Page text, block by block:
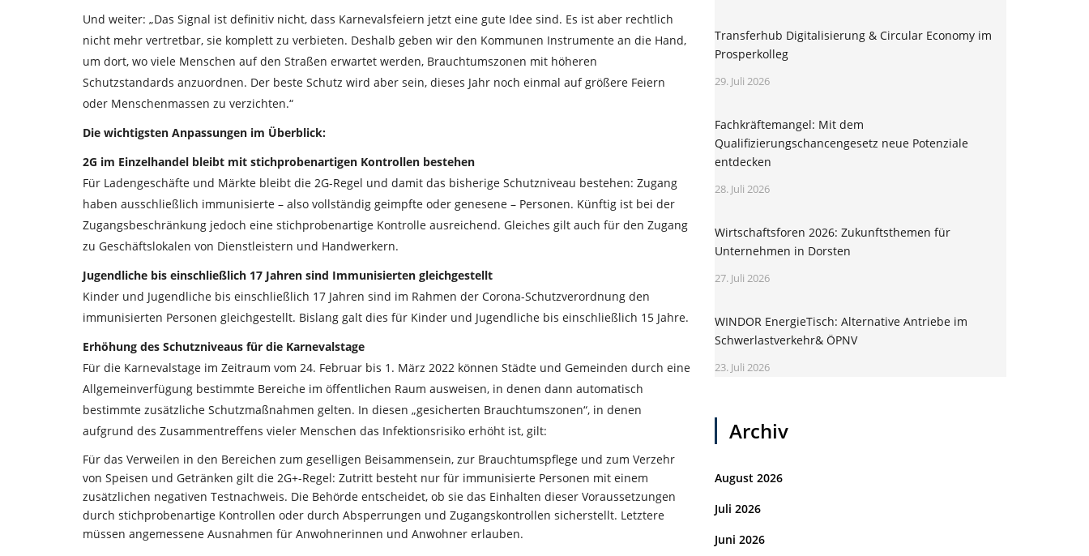
Und weiter: „Das Signal ist definitiv nicht, dass Karnevalsfeiern jetzt eine gute Idee sind. Es ist aber rechtlich
nicht mehr vertretbar, sie komplett zu verbieten. Deshalb geben wir den Kommunen Instrumente an die Hand,
um dort, wo viele Menschen auf den Straßen erwartet werden, Brauchtumszonen mit höheren
Schutzstandards anzuordnen. Der beste Schutz wird aber sein, dieses Jahr noch einmal auf größere Feiern
oder Menschenmassen zu verzichten.“
Die wichtigsten Anpassungen im Überblick:
2G im Einzelhandel bleibt mit stichprobenartigen Kontrollen bestehen
Für Ladengeschäfte und Märkte bleibt die 2G-Regel und damit das bisherige Schutzniveau bestehen: Zugang
haben ausschließlich immunisierte – also vollständig geimpfte oder genesene – Personen. Künftig ist bei der
Zugangsbeschränkung jedoch eine stichprobenartige Kontrolle ausreichend. Gleiches gilt auch für den Zugang
zu Geschäftslokalen von Dienstleistern und Handwerkern.
Jugendliche bis einschließlich 17 Jahren sind Immunisierten gleichgestellt
Kinder und Jugendliche bis einschließlich 17 Jahren sind im Rahmen der Corona-Schutzverordnung den
immunisierten Personen gleichgestellt. Bislang galt dies für Kinder und Jugendliche bis einschließlich 15 Jahre.
Erhöhung des Schutzniveaus für die Karnevalstage
Für die Karnevalstage im Zeitraum vom 24. Februar bis 1. März 2022 können Städte und Gemeinden durch eine
Allgemeinverfügung bestimmte Bereiche im öffentlichen Raum ausweisen, in denen dann automatisch
bestimmte zusätzliche Schutzmaßnahmen gelten. In diesen „gesicherten Brauchtumszonen“, in denen
aufgrund des Zusammentreffens vieler Menschen das Infektionsrisiko erhöht ist, gilt:
Für das Verweilen in den Bereichen zum geselligen Beisammensein, zur Brauchtumspflege und zum Verzehr
von Speisen und Getränken gilt die 2G+-Regel: Zutritt besteht nur für immunisierte Personen mit einem
zusätzlichen negativen Testnachweis. Die Behörde entscheidet, ob sie das Einhalten dieser Voraussetzungen
durch stichprobenartige Kontrollen oder durch Absperrungen und Zugangskontrollen sicherstellt. Letztere
müssen angemessene Ausnahmen für Anwohnerinnen und Anwohner erlauben.
Transferhub Digitalisierung & Circular Economy im
Prosperkolleg
29. Juli 2026
Fachkräftemangel: Mit dem
Qualifizierungschancengesetz neue Potenziale
entdecken
28. Juli 2026
Wirtschaftsforen 2026: Zukunftsthemen für
Unternehmen in Dorsten
27. Juli 2026
WINDOR EnergieTisch: Alternative Antriebe im
Schwerlastverkehr& ÖPNV
23. Juli 2026
Archiv
August 2026
Juli 2026
Juni 2026